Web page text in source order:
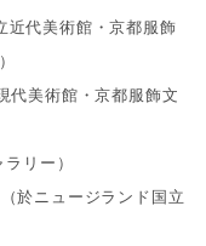
代美術館・京都服飾
美術館・京都服飾文
リー）
於ニュージランド国立